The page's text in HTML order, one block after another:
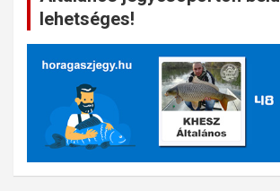
lehetséges!